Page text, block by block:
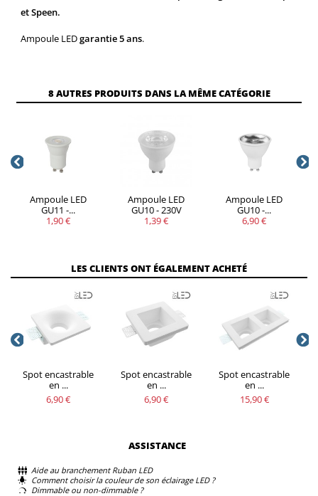
et Speen.
Ampoule LEDgarantie 5 ans.
8 AUTRES PRODUITS DANS LA MÊME CATÉGORIE
Ampoule LED
GU11 -...
1,90 €
Ampoule LED
GU10 - 230V
1,39 €
Ampoule LED
GU10 -...
6,90 €
LES CLIENTS ONT ÉGALEMENT ACHETÉ
Spot encastrable
en ...
6,90 €
Spot encastrable
en ...
6,90 €
Spot encastrable
en ...
15,90 €
ASSISTANCE
Aide au branchement Ruban LED
Comment choisir la couleur de son éclairage LED ?
Dimmable ou non-dimmable ?